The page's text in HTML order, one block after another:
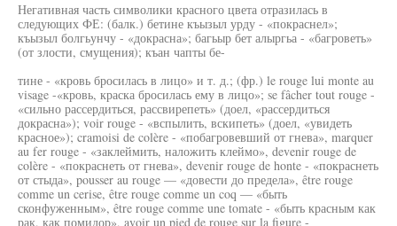
Негативная часть символики красного цвета отразилась в
следующих ФЕ: (балк.) бетине къызыл урду - «покраснел»;
къызыл болгьунчу - «докрасна»; багьыр бет алыргьа - «багроветь»
(от злости, смущения); къан чапты бе-
тине - «кровь бросилась в лицо» и т. д.; (фр.) le rouge lui monte au
visage -«кровь, краска бросилась ему в лицо»; se fâcher tout rouge -
«сильно рассердиться, рассвирепеть» (доел, «рассердиться
докрасна»); voir rouge - «вспылить, вскипеть» (доел, «увидеть
красное»); cramoisi de colère - «побагровевший от гнева», marquer
au fer rouge - «заклеймить, наложить клеймо», devenir rouge de
colère - «покраснеть от гнева», devenir rouge de honte - «покраснеть
от стыда», pousser au rouge — «довести до предела», être rouge
comme un cerise, être rouge comme un coq — «быть
сконфуженным», être rouge comme une tomate - «быть красным как
рак, как помидор», avoir un pied de rouge sur la figure -